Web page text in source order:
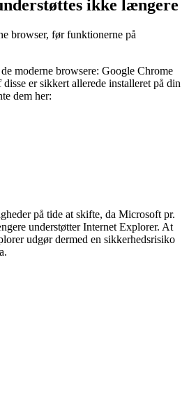
ikke længere
browser, før funktionerne på
moderne browsere: Google Chrome
er sikkert allerede installeret på din
dem her:
på tide at skifte, da Microsoft pr.
understøtter Internet Explorer. At
udgør dermed en sikkerhedsrisiko